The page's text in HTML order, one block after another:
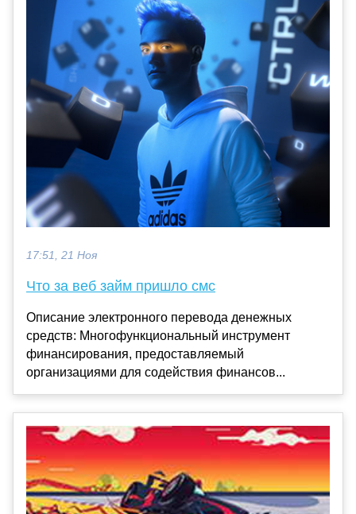
17:51, 21 Ноя
Что за веб займ пришло смс
Описание электронного перевода денежных
средств: Многофункциональный инструмент
финансирования, предоставляемый
организациями для содействия финансов...